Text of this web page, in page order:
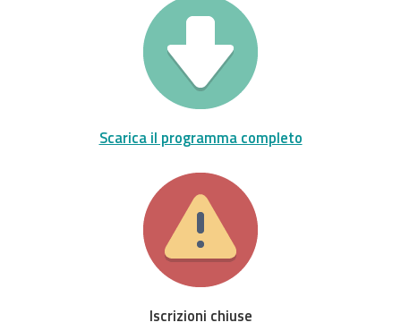
Scarica il programma completo
Iscrizioni chiuse